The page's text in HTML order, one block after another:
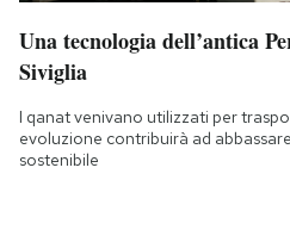
Una tecnologia dell’antica
Siviglia
I qanat venivano utilizzati per
evoluzione contribuirà ad
sostenibile